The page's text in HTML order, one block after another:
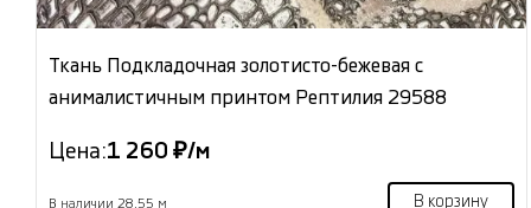
Ткань Подкладочная золотисто-бежевая с
анималистичным принтом Рептилия 29588
Цена:1 260 ₽/м
В наличии 28.55 м В корзину